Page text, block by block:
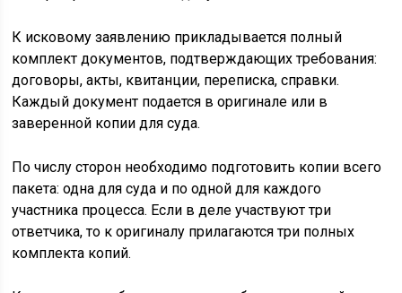
К исковому заявлению прикладывается полный
комплект документов, подтверждающих требования:
договоры, акты, квитанции, переписка, справки.
Каждый документ подается в оригинале или в
заверенной копии для суда.
По числу сторон необходимо подготовить копии всего
пакета: одна для суда и по одной для каждого
участника процесса. Если в деле участвуют три
ответчика, то к оригиналу прилагаются три полных
комплекта копий.